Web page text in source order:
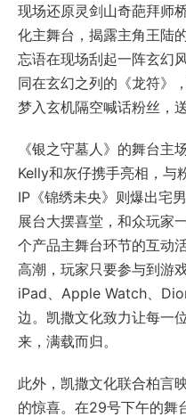
现场还原灵剑山奇葩拜师
化主舞台，揭露主角王陆
忘语在现场刮起一阵玄幻
同在玄幻之列的《龙符》
梦入玄机隔空喊话粉丝，
《银之守墓人》的舞台主
Kelly和灰仔携手亮相，与
IP《锦绣未央》则爆出宅
展台大摆喜堂，和众玩家
个产品主舞台环节的互动
高潮，玩家只要参与到游
iPad、Apple Watch、
边。凯撒文化致力让每一
来，满载而归。
此外，凯撒文化联合柏言
的惊喜。在29号下午的舞